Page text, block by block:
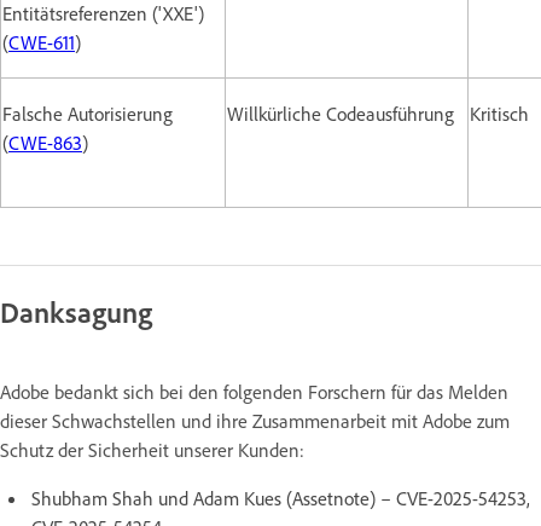
Entitätsreferenzen ('XXE')
(CWE-611)
Falsche Autorisierung
(CWE-863)
Willkürliche Codeausführung Kritisch
Danksagung
Adobe bedankt sich bei den folgenden Forschern für das Melden
dieser Schwachstellen und ihre Zusammenarbeit mit Adobe zum
Schutz der Sicherheit unserer Kunden:
Shubham Shah und Adam Kues (Assetnote) – CVE-2025-54253,